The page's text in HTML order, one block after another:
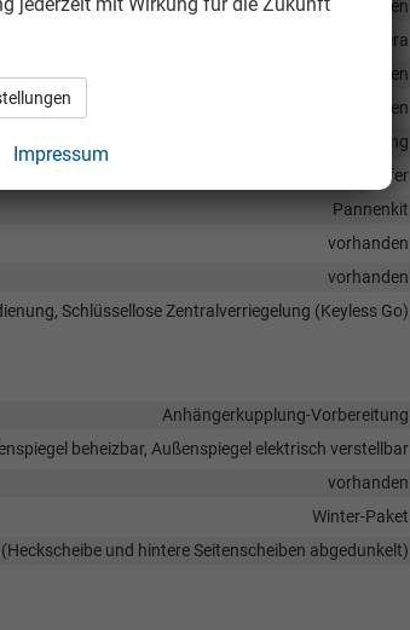
vorhanden
vorne, Park Distance Control hinten, Rückfahrkamera
vorhanden
vorhanden
Servolenkung
Voll-LED Scheinwerfer, Teil-LED Scheinwerfer
Pannenkit
vorhanden
vorhanden
Schlüssellose Zentralverriegelung (Keyless Go)
Anhängerkupplung-Vorbereitung
beheizbar, Außenspiegel elektrisch verstellbar
vorhanden
Winter-Paket
und hintere Seitenscheiben abgedunkelt)
Impressum